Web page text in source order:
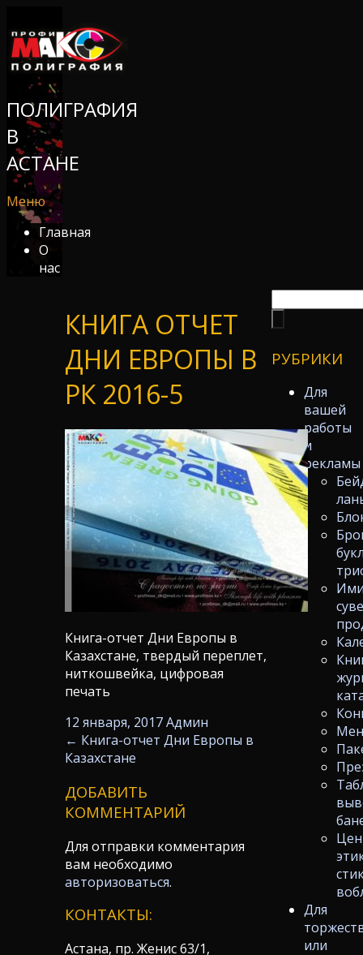
ПОЛИГРАФИЯ
В
АСТАНЕ
Меню
Главная
О
нас
РУБРИКИ
Для
вашей
работы
и
рекламы
Для
или
КНИГА ОТЧЕТ
ДНИ ЕВРОПЫ В
РК 2016-5
Книга-отчет Дни Европы в
Казахстане, твердый переплет,
ниткошвейка, цифровая
печать
12 января, 2017 Админ
← Книга-отчет Дни Европы в
Казахстане
ДОБАВИТЬ
КОММЕНТАРИЙ
Для отправки комментария
вам необходимо
авторизоваться.
КОНТАКТЫ:
Астана, пр. Женис 63/1,